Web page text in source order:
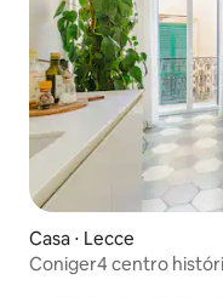
Casa ⋅ Lecce
Coniger4 centro